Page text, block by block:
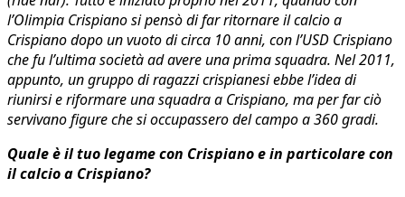
l’Olimpia Crispiano si pensò di far ritornare il calcio a
Crispiano dopo un vuoto di circa 10 anni, con l’USD Crispiano
che fu l’ultima società ad avere una prima squadra. Nel 2011,
appunto, un gruppo di ragazzi crispianesi ebbe l’idea di
riunirsi e riformare una squadra a Crispiano, ma per far ciò
servivano figure che si occupassero del campo a 360 gradi.
Quale è il tuo legame con Crispiano e in particolare con
il calcio a Crispiano?